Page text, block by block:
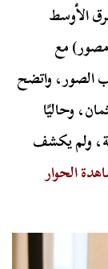
الأوسط
مع
واتضح
وحاليًا
ولم يكشف
الحوار